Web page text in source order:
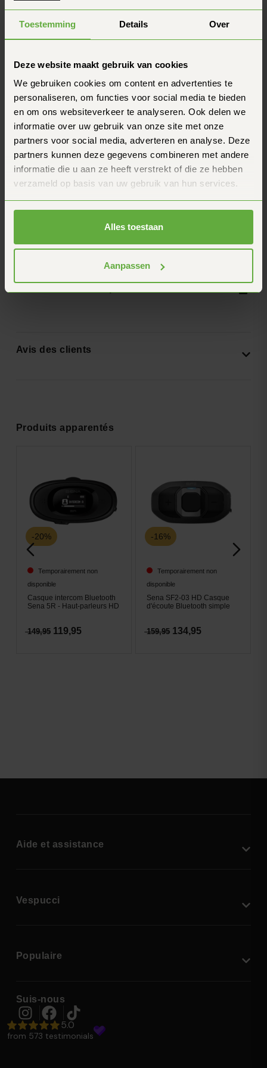
Toestemming Details Over
Deze website maakt gebruik van cookies
We gebruiken cookies om content en advertenties te
personaliseren, om functies voor social media te bieden
en om ons websiteverkeer te analyseren. Ook delen we
informatie over uw gebruik van onze site met onze
partners voor social media, adverteren en analyse. Deze
partners kunnen deze gegevens combineren met andere
informatie die u aan ze heeft verstrekt of die ze hebben
verzameld op basis van uw gebruik van hun services.
Alles toestaan
Aanpassen
Avis des clients
Questions fréquentes
Tu as une autre question ? N'hésite pas à nous
contacter.
Comment de marche, de garantie du prix de ?
Combien de temps faut-il pour recevoir ma
commande ?
Spécifications HJC F100 XS/S/M Visière Pinlock
Marque HJC
Convient à HJC F100 (XS, S, M)
Pré-équipé pour le Pinlock Oui
Interchangeabilité Facile
Produits apparentés
-20%
Temporairement non
disponible
Casque intercom Bluetooth
Sena 5R - Haut-parleurs HD
149,95 119,95
-16%
Temporairement non
disponible
Sena SF2-03 HD Casque
d'écoute Bluetooth simple
159,95 134,95
Aide et assistance
Vespucci
Populaire
Suis-nous